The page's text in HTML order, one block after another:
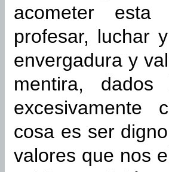
acometer esta
profesar, luchar
envergadura y
mentira,
excesivamente
cosa es ser
valores que nos